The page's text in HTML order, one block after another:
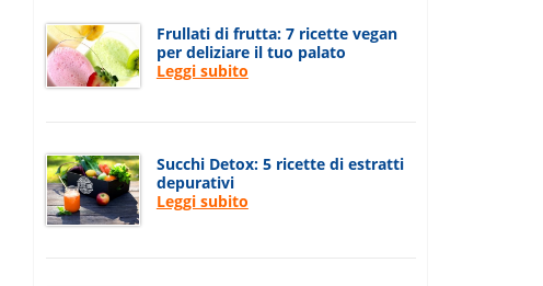
Frullati di frutta: 7 ricette vegan
per deliziare il tuo palato
Leggi subito
Succhi Detox: 5 ricette di estratti
depurativi
Leggi subito